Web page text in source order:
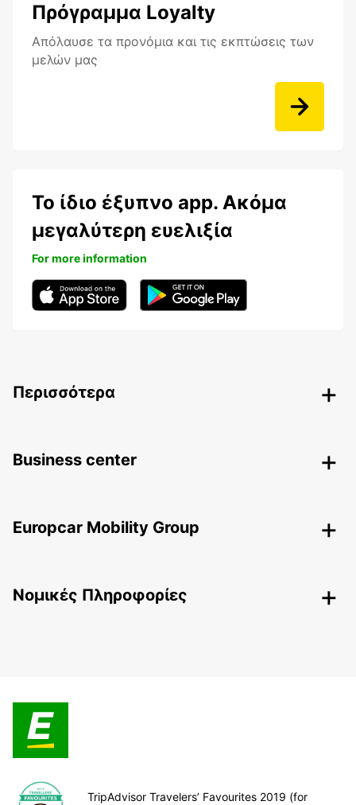
Πρόγραμμα Loyalty
Aπόλαυσε τα προνόμια και τις εκπτώσεις των
μελών μας
Το ίδιο έξυπνο app. Ακόμα
μεγαλύτερη ευελιξία
For more information
Περισσότερα
Business center
Europcar Mobility Group
Nομικές Πληροφορίες
TripAdvisor Travelers’ Favourites 2019 (for